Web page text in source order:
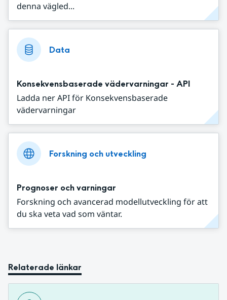
denna vägled...
Data
Konsekvensbaserade vädervarningar - API
Ladda ner API för Konsekvensbaserade
vädervarningar
Forskning och utveckling
Prognoser och varningar
Forskning och avancerad modellutveckling för att
du ska veta vad som väntar.
Relaterade länkar